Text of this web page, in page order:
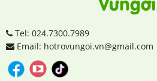
Tel: 024.7300.7989
Email: hotrovungoi.vn@gmail.com